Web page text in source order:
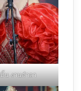
น งานอำลา